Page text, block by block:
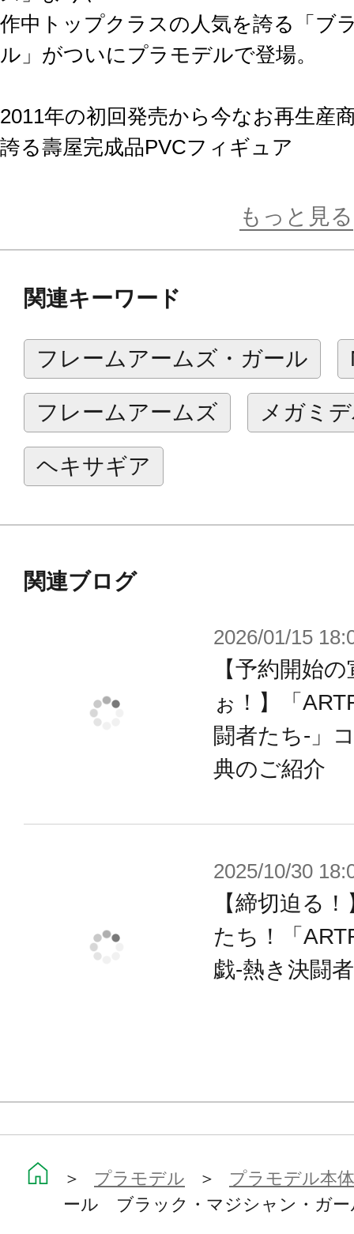
作中トップクラスの人気を誇る「ブ
ル」がついにプラモデルで登場。
2011年の初回発売から今なお再生産
誇る壽屋完成品PVCフィギュア
「白髭 創」がディレクションを担当
計を用いた可動設計を両立！
ンパーツにより、劇中の様々なポー
けます。
プラモデルならではのオリジナルギ
壽屋オリジナルプラモデル「フレー
ーズと、
・付属する4種の表情パーツは塗装
けでも設定に近い仕上がりになりま
・頭部アタッチメントパーツにより
め、差し替えにより
・差し替えアタッチメントパーツに
る衣服の一部着脱が可能。
・手首は軸可動の球体関節を採用す
「M.S.G［ニューフライングベース］
［ニューフライングベース Plus］」
中の浮遊アクションポーズでのディ
・付属品「魔術の呪文書」は差し替
もっと見る
関連キーワード
フレームアームズ・ガール
フレームアームズ メガミ
ヘキサギア
関連ブログ
2026/01/15
【予約開始
ぉ！】「
闘者たち-」
典のご紹介
2025/10/30
【締切迫る
たち！「
戯-熱き決闘
＞ プラモデル ＞ プラモデル本体
ール ブラック・マジシャン・ガー